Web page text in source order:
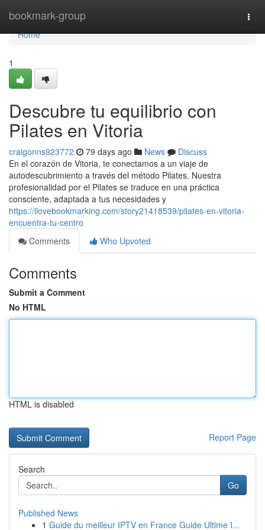
bookmark-group
Home
Home
1
Descubre tu equilibrio con
Pilates en Vitoria
craigonns923772 79 days ago News
Discuss
En el corazón de Vitoria, te conectamos a un viaje de
autodescubrimiento a través del método Pilates. Nuestra
profesionalidad por el Pilates se traduce en una práctica
consciente, adaptada a tus necesidades y
https://ilovebookmarking.com/story21418539/pilates-en-vitoria-
encuentra-tu-centro
Comments
Who Upvoted
Comments
Submit a Comment
No HTML
HTML is disabled
Report Page
Search
Go
Published News
1 Guide du meilleur IPTV en France Guide Ultime I...